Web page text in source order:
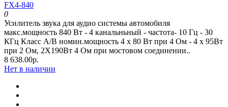
FX4-840
0
Усилитель звука для аудио системы автомобиля
макс.мощность 840 Вт - 4 канальньный - частота- 10 Гц - 30
КГц Класс А/В номин.мощность 4 x 80 Вт при 4 Oм - 4 x 95Вт
при 2 Oм, 2Х190Вт 4 Ом при мостовом соединении..
8 638.00р.
Нет в наличии